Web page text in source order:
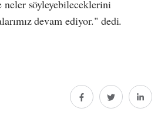
neler söyleyebileceklerini
devam ediyor." dedi.